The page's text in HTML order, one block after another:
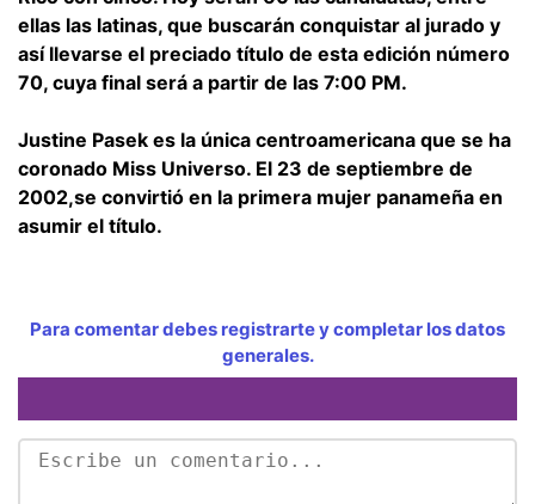
ellas las latinas, que buscarán conquistar al jurado y
así llevarse el preciado título de esta edición número
70, cuya final será a partir de las 7:00 PM.
Justine Pasek es la única centroamericana que se ha
coronado Miss Universo. El 23 de septiembre de
2002,se convirtió en la primera mujer panameña en
asumir el título.
Para comentar debes registrarte y completar los datos
generales.